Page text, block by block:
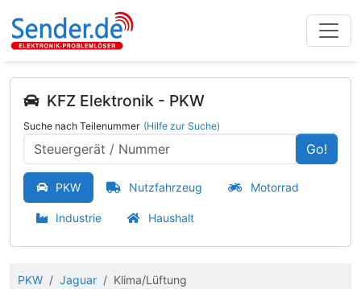
KFZ Elektronik - PKW
Suche nach Teilenummer (Hilfe zur Suche)
Go!
PKW Nutzfahrzeug Motorrad
Industrie Haushalt
PKW Jaguar Klima/Lüftung